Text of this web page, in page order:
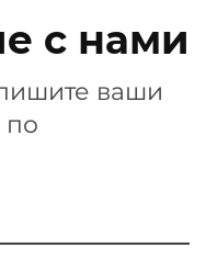
с нами
ваши
по